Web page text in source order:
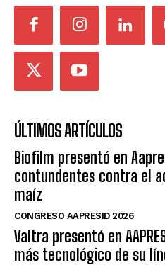
ÚLTIMOS ARTÍCULOS
Biofilm presentó en
contundentes contra el
maíz
CONGRESO AAPRESID 2026
Valtra presentó en
más tecnológico de su